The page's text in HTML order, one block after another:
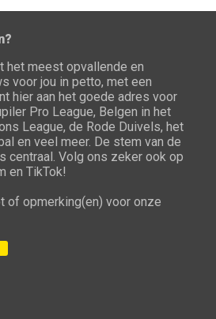
het meest opvallende en
voor jou in petto, met een
hier aan het goede adres voor
Pro League, Belgen in het
League, de Rode Duivels, het
en veel meer. De stem van de
centraal. Volg ons zeker ook op
en TikTok!
of opmerking(en) voor onze